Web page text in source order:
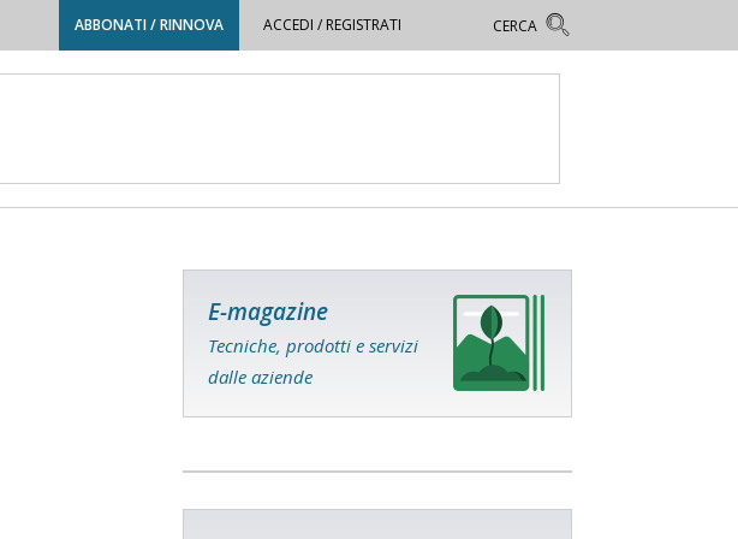
ABBONATI / RINNOVA ACCEDI / REGISTRATI
E-magazine
Tecniche, prodotti e servizi
dalle aziende